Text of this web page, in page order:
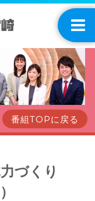
番組TOPに戻る
づくり